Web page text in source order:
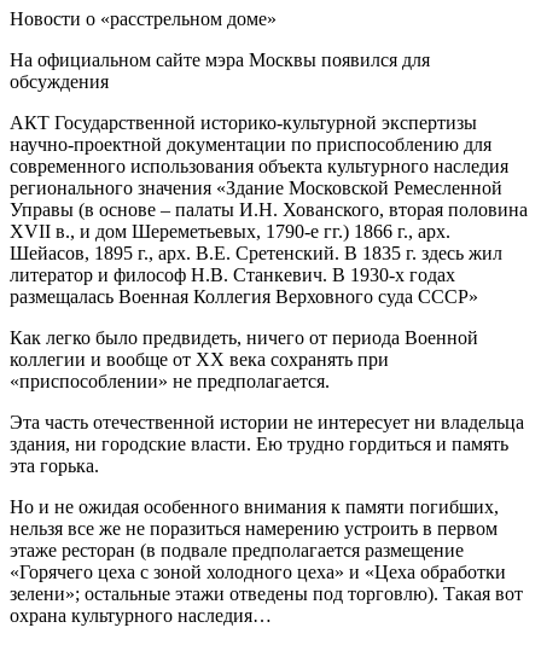
Новости о «расстрельном доме»
На официальном сайте мэра Москвы появился для
обсуждения
АКТ Государственной историко-культурной экспертизы
научно-проектной документации по приспособлению для
современного использования объекта культурного наследия
регионального значения «Здание Московской Ремесленной
Управы (в основе – палаты И.Н. Хованского, вторая половина
XVII в., и дом Шереметьевых, 1790-е гг.) 1866 г., арх.
Шейасов, 1895 г., арх. В.Е. Сретенский. В 1835 г. здесь жил
литератор и философ Н.В. Станкевич. В 1930-х годах
размещалась Военная Коллегия Верховного суда СССР»
Как легко было предвидеть, ничего от периода Военной
коллегии и вообще от ХХ века сохранять при
«приспособлении» не предполагается.
Эта часть отечественной истории не интересует ни владельца
здания, ни городские власти. Ею трудно гордиться и память
эта горька.
Но и не ожидая особенного внимания к памяти погибших,
нельзя все же не поразиться намерению устроить в первом
этаже ресторан (в подвале предполагается размещение
«Горячего цеха с зоной холодного цеха» и «Цеха обработки
зелени»; остальные этажи отведены под торговлю). Такая вот
охрана культурного наследия…